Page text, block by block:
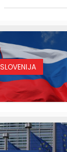
SLOVENIJA